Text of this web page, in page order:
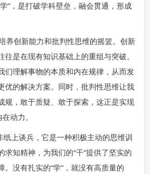
”，是打破学科壁垒，融会贯通，形成
养创新能力和批判性思维的摇篮。创新
往是在现有知识基础上的重组与突破。
们理解事物的本质和内在规律，从而发
优的解决方案。同时，批判性思维让我
规，敢于质疑、敢于探索，这正是实现
动力。
纸上谈兵，它是一种积极主动的思维训
求知精神，为我们的“干”提供了坚实的
。没有扎实的“学”，就没有高质量的